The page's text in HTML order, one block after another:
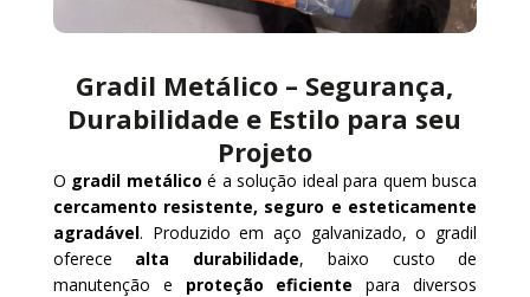
Gradil Metálico – Segurança,
Durabilidade e Estilo para seu
Projeto
O gradil metálico é a solução ideal para quem busca
cercamento resistente, seguro e esteticamente
agradável. Produzido em aço galvanizado, o gradil
oferece alta durabilidade, baixo custo de
manutenção e proteção eficiente para diversos